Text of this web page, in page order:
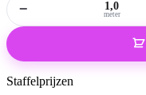
− meter
Staffelprijzen